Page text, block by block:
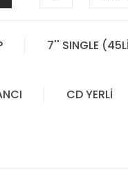
7'' SINGLE
CD YERLİ